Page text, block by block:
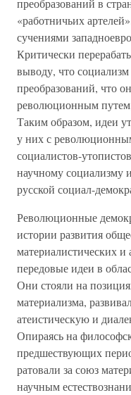
преобразований в
«работничьих
сучениями
Критически
выводу, что
преобразований, что
революционным
Таким образом, идеи
у них с
социалистов-
научному социализму
русской социал-
Революционные
истории развития
материалистических
передовые идеи в
Они стояли на
материализма,
атеистическую и
Опираясь на
предшествующих
ратовали за союз
научным